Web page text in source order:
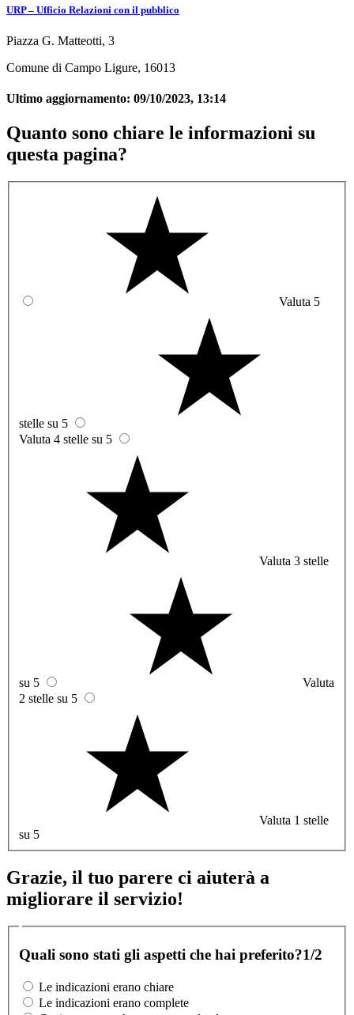
URP – Ufficio Relazioni con il pubblico
Piazza G. Matteotti, 3
Comune di Campo Ligure, 16013
Ultimo aggiornamento: 09/10/2023, 13:14
Quanto sono chiare le informazioni su
questa pagina?
Valuta 5
stelle su 5
Valuta 4 stelle su 5
Valuta 3 stelle
su 5
Valuta
2 stelle su 5
Valuta 1 stelle
su 5
Grazie, il tuo parere ci aiuterà a
migliorare il servizio!
Quali sono stati gli aspetti che hai preferito?1/2
Le indicazioni erano chiare
Le indicazioni erano complete